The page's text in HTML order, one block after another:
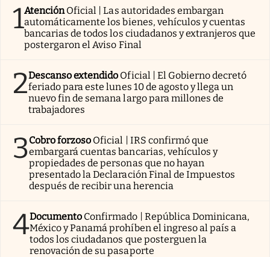
1AtenciónOficial | Las autoridades embargan
automáticamente los bienes, vehículos y cuentas
bancarias de todos los ciudadanos y extranjeros que
postergaron el Aviso Final
2Descanso extendido Oficial | El Gobierno decretó
feriado para este lunes 10 de agosto y llega un
nuevo fin de semana largo para millones de
trabajadores
3Cobro forzoso Oficial | IRS confirmó que
embargará cuentas bancarias, vehículos y
propiedades de personas que no hayan
presentado la Declaración Final de Impuestos
después de recibir una herencia
4Documento Confirmado | República Dominicana,
México y Panamá prohíben el ingreso al país a
todos los ciudadanos que posterguen la
renovación de su pasaporte